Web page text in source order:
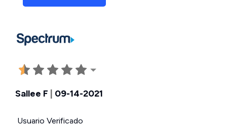
Sallee F 09-14-2021
Usuario Verificado